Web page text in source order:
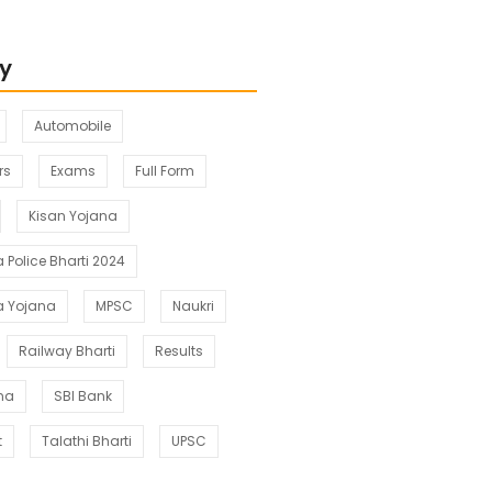
Automobile
Exams Full Form
Kisan Yojana
Bharti 2024
Yojana MPSC Naukri
Railway Bharti Results
SBI Bank
Talathi Bharti UPSC